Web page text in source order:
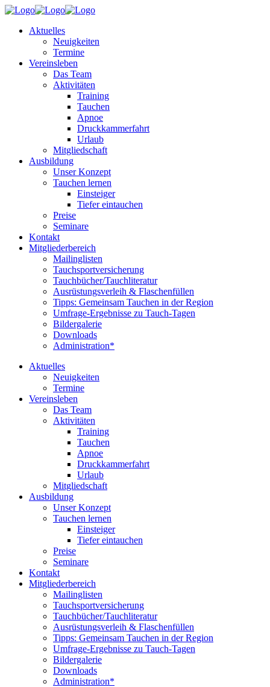
Aktuelles
Neuigkeiten
Termine
Vereinsleben
Das Team
Aktivitäten
Training
Tauchen
Apnoe
Druckkammerfahrt
Urlaub
Mitgliedschaft
Ausbildung
Unser Konzept
Tauchen lernen
Einsteiger
Tiefer eintauchen
Preise
Seminare
Kontakt
Mitgliederbereich
Mailinglisten
Tauchsportversicherung
Tauchbücher/Tauchliteratur
Ausrüstungsverleih & Flaschenfüllen
Tipps: Gemeinsam Tauchen in der Region
Umfrage-Ergebnisse zu Tauch-Tagen
Bildergalerie
Downloads
Administration*
Aktuelles
Neuigkeiten
Termine
Vereinsleben
Das Team
Aktivitäten
Training
Tauchen
Apnoe
Druckkammerfahrt
Urlaub
Mitgliedschaft
Ausbildung
Unser Konzept
Tauchen lernen
Einsteiger
Tiefer eintauchen
Preise
Seminare
Kontakt
Mitgliederbereich
Mailinglisten
Tauchsportversicherung
Tauchbücher/Tauchliteratur
Ausrüstungsverleih & Flaschenfüllen
Tipps: Gemeinsam Tauchen in der Region
Umfrage-Ergebnisse zu Tauch-Tagen
Bildergalerie
Downloads
Administration*